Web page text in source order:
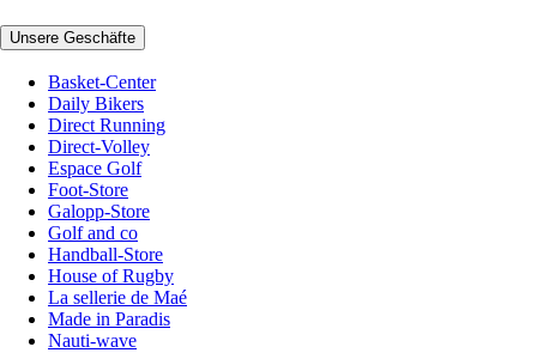
Unsere Geschäfte
Basket-Center
Daily Bikers
Direct Running
Direct-Volley
Espace Golf
Foot-Store
Galopp-Store
Golf and co
Handball-Store
House of Rugby
La sellerie de Maé
Made in Paradis
Nauti-wave